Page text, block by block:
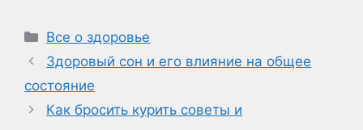
Рубрики
Все о здоровье
Здоровый сон и его влияние на общее
состояние
Как бросить курить советы и